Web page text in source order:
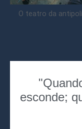
O teatro da
esconde;